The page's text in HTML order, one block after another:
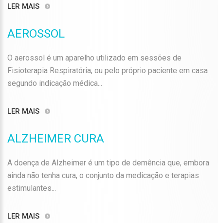
LER MAIS
AEROSSOL
O aerossol é um aparelho utilizado em sessões de
Fisioterapia Respiratória, ou pelo próprio paciente em casa
segundo indicação médica...
LER MAIS
ALZHEIMER CURA
A doença de Alzheimer é um tipo de demência que, embora
ainda não tenha cura, o conjunto da medicação e terapias
estimulantes...
LER MAIS